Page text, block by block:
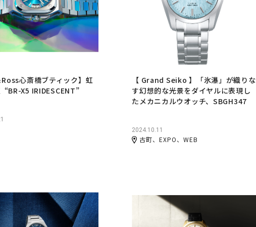
Ross心斎橋ブティック】虹
“BR-X5 IRIDESCENT”
【 Grand Seiko 】「氷瀑」が織りな
す幻想的な光景をダイヤルに表現し
たメカニカルウオッチ、SBGH347
2024.10.11
古町、EXPO、WEB